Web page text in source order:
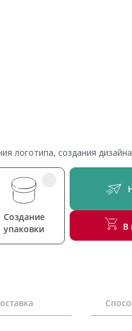
логотипа, создания
Создание
упаковки
В